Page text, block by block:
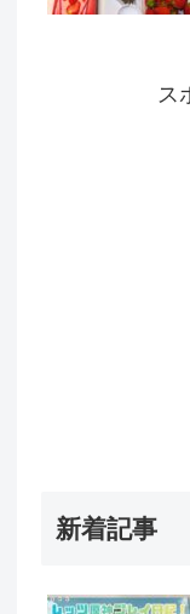
ス
新着記事